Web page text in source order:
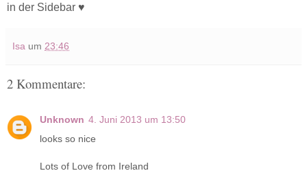
in der Sidebar ♥
Isa um 23:46
2 Kommentare:
Unknown 4. Juni 2013 um 13:50
looks so nice
Lots of Love from Ireland